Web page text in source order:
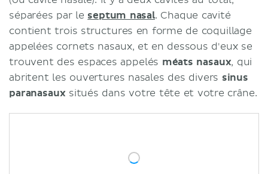
séparées par le septum nasal. Chaque cavité
contient trois structures en forme de coquillage
appelées cornets nasaux, et en dessous d'eux se
trouvent des espaces appelés méats nasaux, qui
abritent les ouvertures nasales des divers sinus
paranasauxsitués dans votre tête et votre crâne.